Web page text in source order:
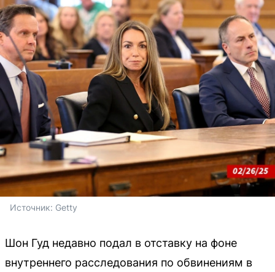
Источник: Getty
Шон Гуд недавно подал в отставку на фоне
внутреннего расследования по обвинениям в